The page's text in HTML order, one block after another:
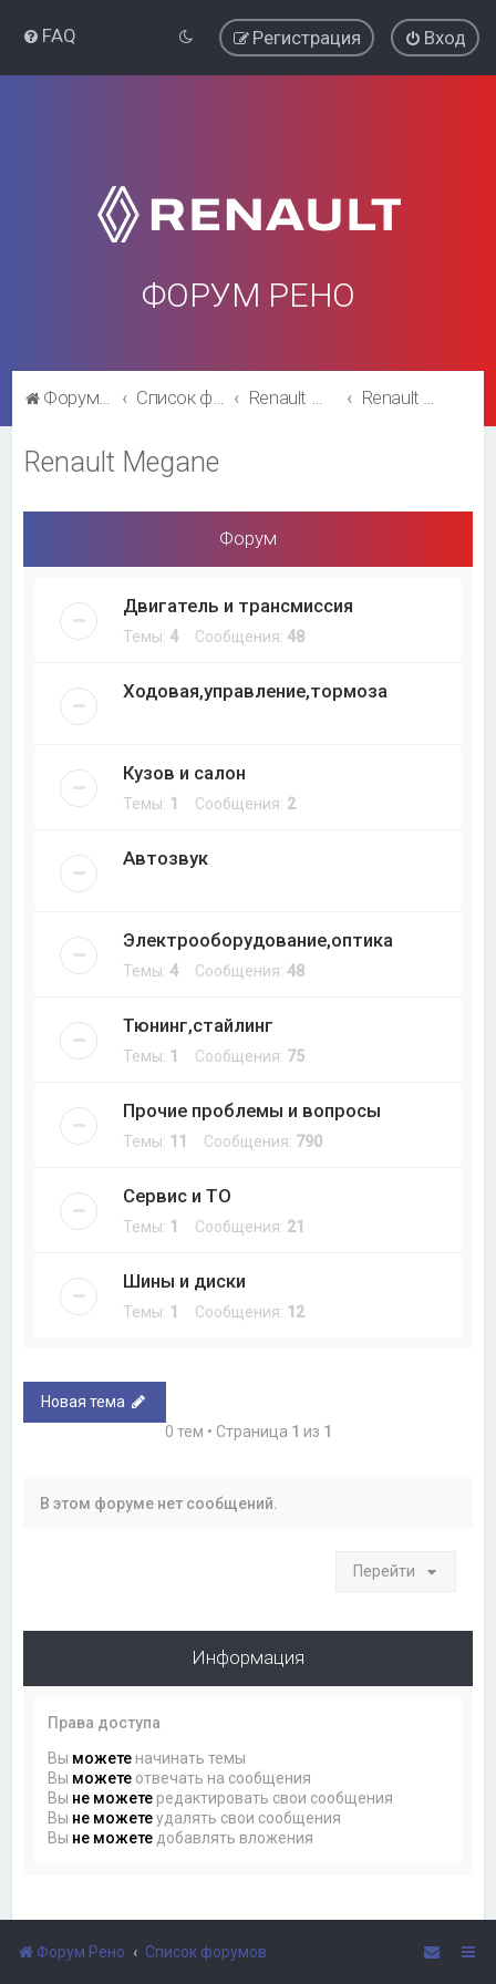
FAQ Вход
Регистрация
ФОРУМ РЕНО
Форум Рено Список форумов Renault Megane Renault Megane
Renault Megane
Форум
Двигатель и трансмиссия
Темы:4 Сообщения:48
Ходовая,управление,тормоза
Кузов и салон
Темы: 1 Сообщения: 2
Автозвук
Электрооборудование,оптика
Темы:4 Сообщения:48
Тюнинг,стайлинг
Темы: 1 Сообщения: 75
Прочие проблемы и вопросы
Темы: 11 Сообщения: 790
Сервис и ТО
Темы: 1 Сообщения: 21
Шины и диски
Темы: 1 Сообщения: 12
Новая тема
0 тем • Страница 1 из 1
В этом форуме нет сообщений.
Перейти
Информация
Права доступа
Вы можете начинать темы
Вы можете отвечать на сообщения
Вы не можете редактировать свои сообщения
Вы не можетеудалять свои сообщения
Вы не можете добавлять вложения
Форум Рено Список форумов